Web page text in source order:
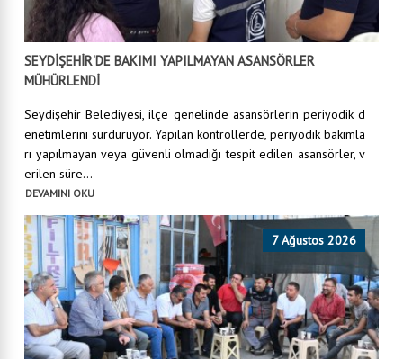
SEYDİŞEHİR'DE BAKIMI YAPILMAYAN ASANSÖRLER
MÜHÜRLENDİ
Seydişehir Belediyesi, ilçe genelinde asansörlerin periyodik d
enetimlerini sürdürüyor. Yapılan kontrollerde, periyodik bakımla
rı yapılmayan veya güvenli olmadığı tespit edilen asansörler, v
erilen süre...
DEVAMINI OKU
7 Ağustos 2026